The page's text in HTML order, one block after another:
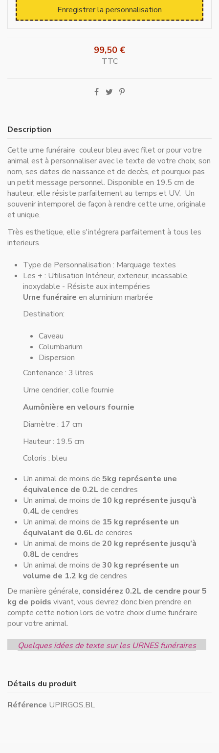
Enregistrer la personnalisation
99,50 €
TTC
Description
Cette urne funéraire couleur bleu avec filet or pour votre
animal est à personnaliser avec le texte de votre choix, son
nom, ses dates de naissance et de decès, et pourquoi pas
un petit message personnel. Disponible en 19.5 cm de
hauteur, elle résiste parfaitement au temps et UV. Un
souvenir intemporel de façon à rendre cette urne, originale
et unique.
Très esthetique, elle s'intégrera parfaitement à tous les
interieurs.
Type de Personnalisation : Marquage textes
Les + : Utilisation Intérieur, exterieur, incassable,
inoxydable - Résiste aux intempéries
Urne funéraire en aluminium marbrée
Destination:
Caveau
Columbarium
Dispersion
Contenance : 3 litres
Urne cendrier, colle fournie
Aumônière en velours fournie
Diamètre : 17 cm
Hauteur : 19.5 cm
Coloris : bleu
Un animal de moins de 5kg représente une
équivalence de 0.2Lde cendres
Un animal de moins de 10 kg représente jusqu’à
0.4Lde cendres
Un animal de moins de 15 kg représente un
équivalant de 0.6Lde cendres
Un animal de moins de 20 kg représente jusqu’à
0.8Lde cendres
Un animal de moins de 30 kg représente un
volume de 1.2 kg de cendres
De manière générale, considérez 0.2L de cendre pour 5
kg de poids vivant, vous devrez donc bien prendre en
compte cette notion lors de votre choix d’urne funéraire
pour votre animal.
Quelques idées de texte sur les URNES funéraires
Détails du produit
Référence UPIRGOS.BL